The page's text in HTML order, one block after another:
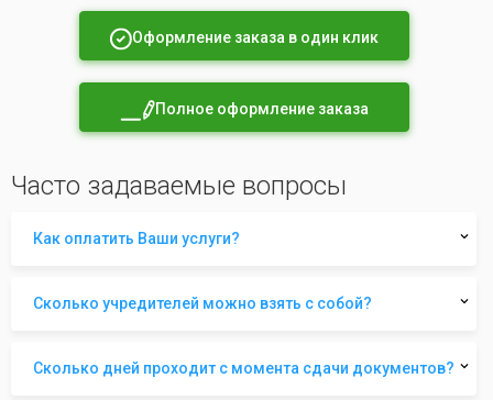
Оформление заказа в один клик
Полное оформление заказа
Часто задаваемые вопросы
Как оплатить Ваши услуги?
Сколько учредителей можно взять с собой?
Сколько дней проходит с момента сдачи документов?